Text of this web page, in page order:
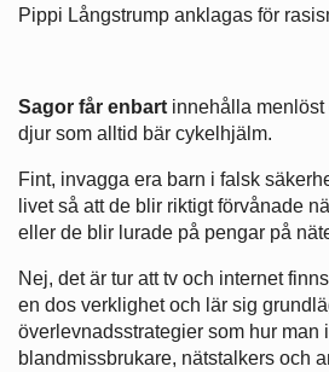
Pippi Långstrump anklagas för
Sagor får enbart innehålla
djur som alltid bär cykelhjälm.
Fint, invagga era barn i falsk
livet så att de blir riktigt förvånade
eller de blir lurade på pengar på
Nej, det är tur att tv och internet
en dos verklighet och lär sig
överlevnadsstrategier som hur man
blandmissbrukare, nätstalkers och